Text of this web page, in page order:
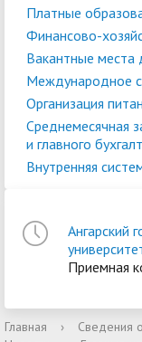
Платные
Финансово-
Вакантные места
Международное
Организация
Среднемесячная
и главного
Внутренняя
Ангарский
Приемная
Главная › Сведения